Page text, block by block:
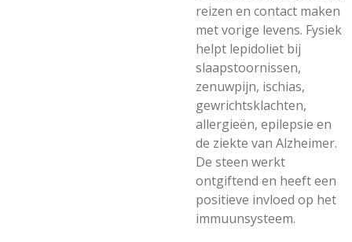
reizen en contact maken
met vorige levens. Fysiek
helpt lepidoliet bij
slaapstoornissen,
zenuwpijn, ischias,
gewrichtsklachten,
allergieën, epilepsie en
de ziekte van Alzheimer.
De steen werkt
ontgiftend en heeft een
positieve invloed op het
immuunsysteem.